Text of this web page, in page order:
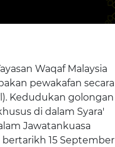
Waqaf Malaysia
pewakafan secara
Kedudukan golongan
di dalam Syara'
Jawatankuasa
bertarikh 15 September